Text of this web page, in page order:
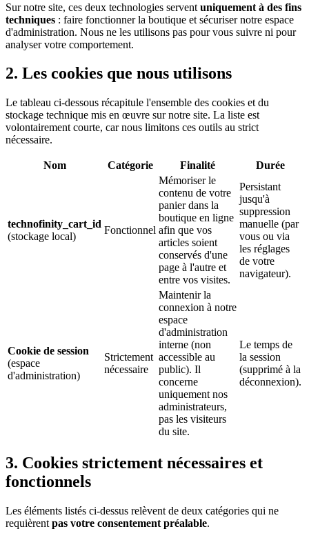
Sur notre site, ces deux technologies servent uniquement à des fins
techniques : faire fonctionner la boutique et sécuriser notre espace
d'administration. Nous ne les utilisons pas pour vous suivre ni pour
analyser votre comportement.
2. Les cookies que nous utilisons
Le tableau ci-dessous récapitule l'ensemble des cookies et du
stockage technique mis en œuvre sur notre site. La liste est
volontairement courte, car nous limitons ces outils au strict
nécessaire.
Nom Catégorie Finalité Durée
technofinity_cart_id
(stockage local)
Fonctionnel
Mémoriser le
contenu de votre
panier dans la
boutique en ligne
afin que vos
articles soient
conservés d'une
page à l'autre et
entre vos visites.
Persistant
jusqu'à
suppression
manuelle (par
vous ou via
les réglages
de votre
navigateur).
Cookie de session
(espace
d'administration)
Strictement
nécessaire
Maintenir la
connexion à notre
espace
d'administration
interne (non
accessible au
public). Il
concerne
uniquement nos
administrateurs,
pas les visiteurs
du site.
Le temps de
la session
(supprimé à la
déconnexion).
3. Cookies strictement nécessaires et
fonctionnels
Les éléments listés ci-dessus relèvent de deux catégories qui ne
requièrent pas votre consentement préalable.